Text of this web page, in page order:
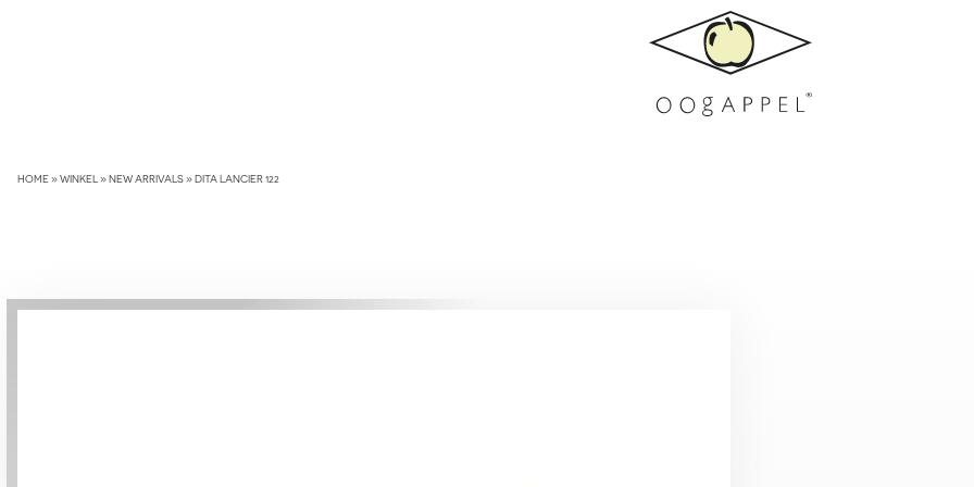
HOME»WINKEL »NEW ARRIVALS»DITA LANCIER 122